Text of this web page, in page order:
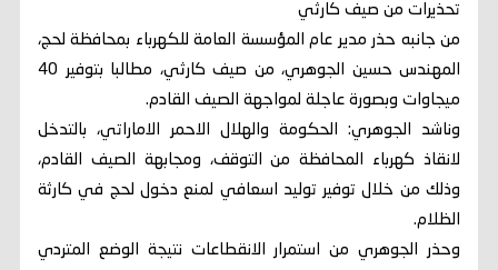
تحذيرات من صيف كارثي
من جانبه حذر مدير عام المؤسسة العامة للكهرباء بمحافظة لحج،
المهندس حسين الجوهري، من صيف كارثي، مطالبا بتوفير 40
ميجاوات وبصورة عاجلة لمواجهة الصيف القادم.
وناشد الجوهري: الحكومة والهلال الاحمر الاماراتي، بالتدخل
لانقاذ كهرباء المحافظة من التوقف، ومجابهة الصيف القادم،
وذلك من خلال توفير توليد اسعافي لمنع دخول لحج في كارثة
الظلام.
وحذر الجوهري من استمرار الانقطاعات نتيجة الوضع المتردي